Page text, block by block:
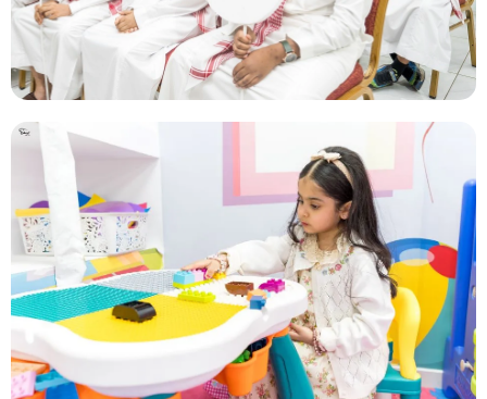
وهو مسار يولي اهتمام منقطع النظير بالدراسات الإسلامية
وبخاصة القرآن الكريم تلاوة وحفظًا مع المواد الأخرى
المقررة من الوزارة تحقيقًا لرغبات الطلاب المحبين لهذا
المسار والمتفوقين فيه بكلا المرحلتين الابتدائية
والمتوسطة.
لمزيد من المعلومات